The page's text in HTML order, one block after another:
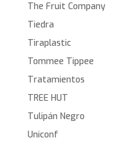
The Fruit Company
Tiedra
Tiraplastic
Tommee Tippee
Tratamientos
TREE HUT
Tulipán Negro
Uniconf